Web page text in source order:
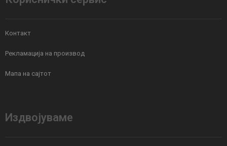
Контакт
Рекламација на производ
Мапа на сајтот
Издвојуваме